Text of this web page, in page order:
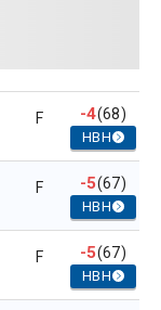
F -4(68)
HBH
F -5(67)
HBH
F -5(67)
HBH